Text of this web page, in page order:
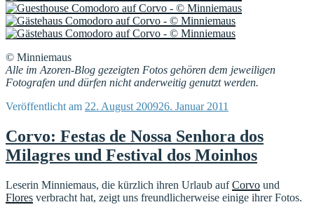
© Minniemaus
Alle im Azoren-Blog gezeigten Fotos gehören dem jeweiligen
Fotografen und dürfen nicht anderweitig genutzt werden.
Veröffentlicht am 22. August 200926. Januar 2011
Corvo: Festas de Nossa Senhora dos
Milagres und Festival dos Moinhos
Leserin Minniemaus, die kürzlich ihren Urlaub aufCorvo und
Flores verbracht hat, zeigt uns freundlicherweise einige ihrer Fotos.